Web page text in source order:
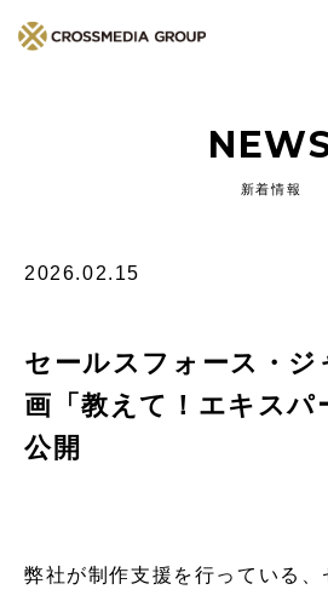
新着情報
2026.02.15
セールスフォース・ジ
画「教えて！エキスパ
公開
弊社が制作支援を行っている、